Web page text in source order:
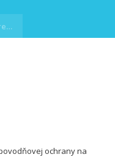
Bids and requests
ochrany na